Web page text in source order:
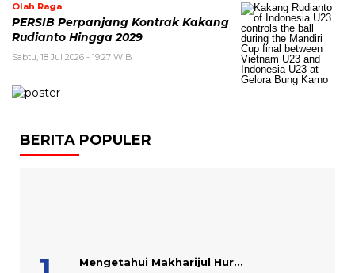
Olah Raga
PERSIB Perpanjang Kontrak Kakang
Rudianto Hingga 2029
Sabtu, 18 Jul 2026 - 19:27 WIB
BERITA POPULER
Mengetahui Makharijul Hur...